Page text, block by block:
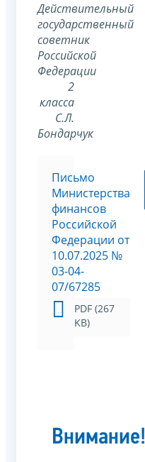
Действительный
государственный
советник
Российской
Федерации
2
класса
С.Л.
Бондарчук
Письмо
Министерства
финансов
Российской
Федерации от
10.07.2025 №
03-04-
07/67285
PDF (267
KB)
Внимание!